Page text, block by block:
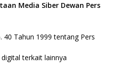
Media Siber Dewan Pers
40 Tahun 1999 tentang Pers
terkait lainnya